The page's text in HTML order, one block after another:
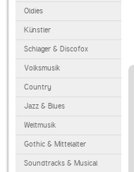
Oldies
Künstler
Schlager & Discofox
Volksmusik
Country
Jazz & Blues
Weltmusik
Gothic & Mittelalter
Soundtracks & Musical